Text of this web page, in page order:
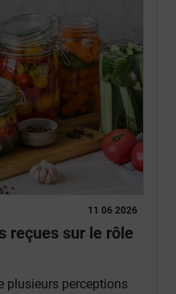
11 06 2026
reçues sur le rôle
plusieurs perceptions